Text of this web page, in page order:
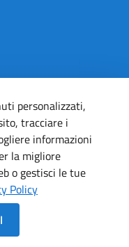
personalizzati,
tracciare i
informazioni
la migliore
o gestisci le tue
Policy